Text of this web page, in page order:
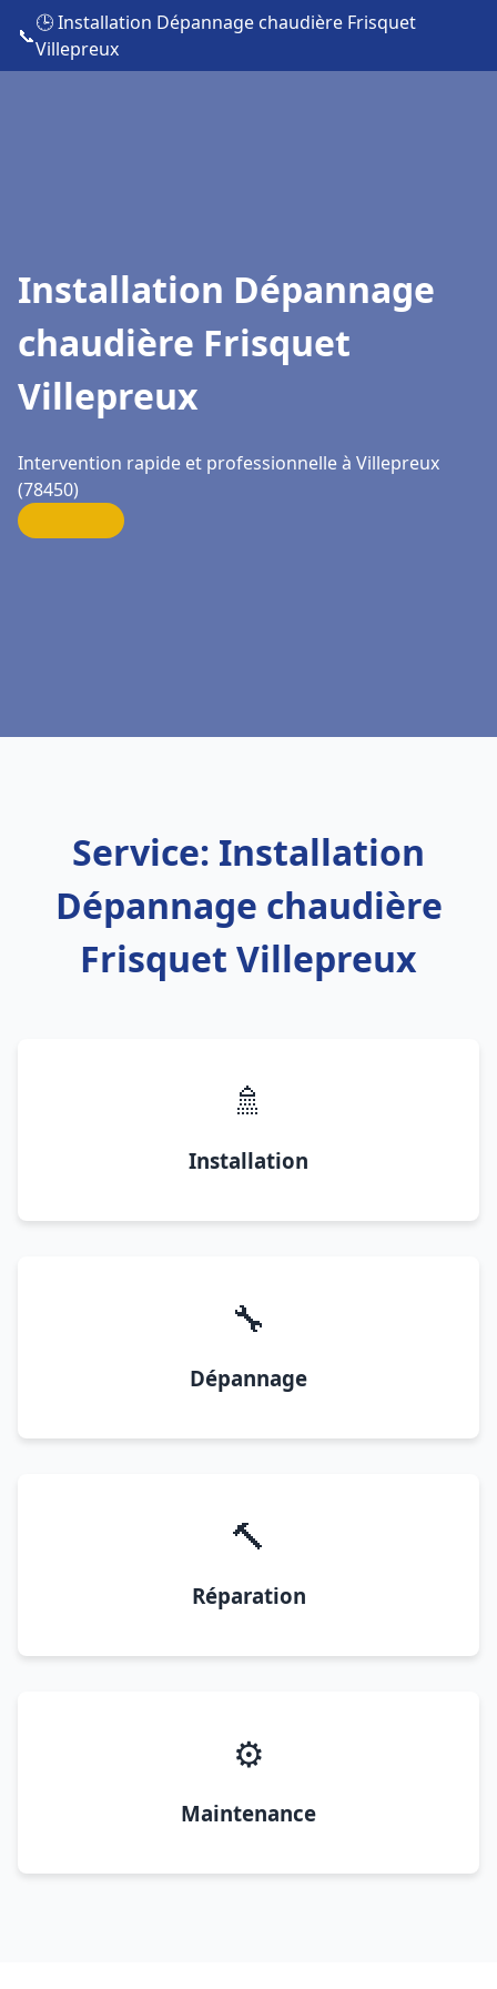
📞
🕒 Installation Dépannage chaudière Frisquet
Villepreux
Installation Dépannage
chaudière Frisquet
Villepreux
Intervention rapide et professionnelle à Villepreux
(78450)
Service: Installation
Dépannage chaudière
Frisquet Villepreux
🚿
Installation
🔧
Dépannage
🔨
Réparation
⚙️
Maintenance